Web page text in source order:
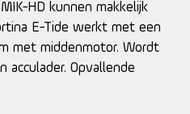
HD kunnen makkelijk
E-Tide werkt met een
met middenmotor. Wordt
acculader. Opvallende